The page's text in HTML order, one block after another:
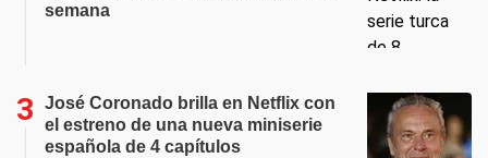
semana
José Coronado brilla en Netflix con
el estreno de una nueva miniserie
española de 4 capítulos